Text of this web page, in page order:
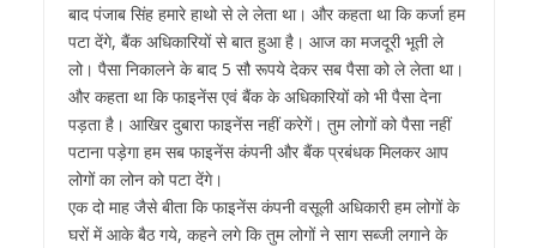
बाद पंजाब सिंह हमारे हाथो से ले लेता था। और कहता था कि कर्जा हम
पटा देंगे, बैंक अधिकारियों से बात हुआ है। आज का मजदूरी भूती ले
लो। पैसा निकालने के बाद 5 सौ रूपये देकर सब पैसा को ले लेता था।
और कहता था कि फाइनेंस एवं बैंक के अधिकारियों को भी पैसा देना
पड़ता है। आखिर दुबारा फाइनेंस नहीं करेगें। तुम लोगों को पैसा नहीं
पटाना पड़ेगा हम सब फाइनेंस कंपनी और बैंक प्रबंधक मिलकर आप
लोगों का लोन को पटा देंगे।
एक दो माह जैसे बीता कि फाइनेंस कंपनी वसूली अधिकारी हम लोगों के
घरों में आके बैठ गये, कहने लगे कि तुम लोगों ने साग सब्जी लगाने के